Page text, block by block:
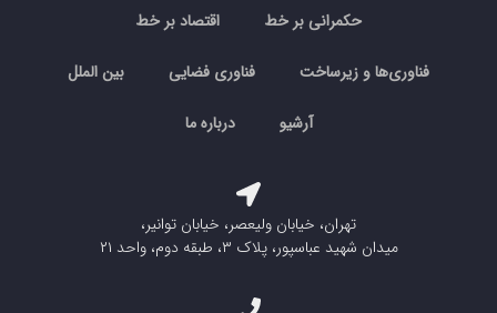
حکمرانی بر خط اقتصاد بر خط
فناوری‌ها و زیرساخت فناوری فضایی بین الملل
آرشیو درباره ما
تهران، خیابان ولیعصر، خیابان توانیر،
میدان شهید عباسپور، پلاک ۳، طبقه دوم، واحد ۲۱